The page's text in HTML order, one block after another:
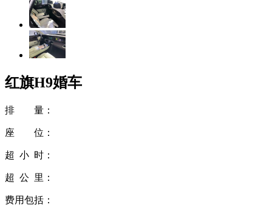
红旗H9婚车
排 量：
座 位：
超 小 时：
超 公 里：
费用包括：